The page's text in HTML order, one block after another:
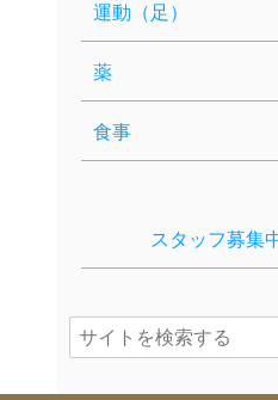
運動（足）
薬
食事
スタッフ募集